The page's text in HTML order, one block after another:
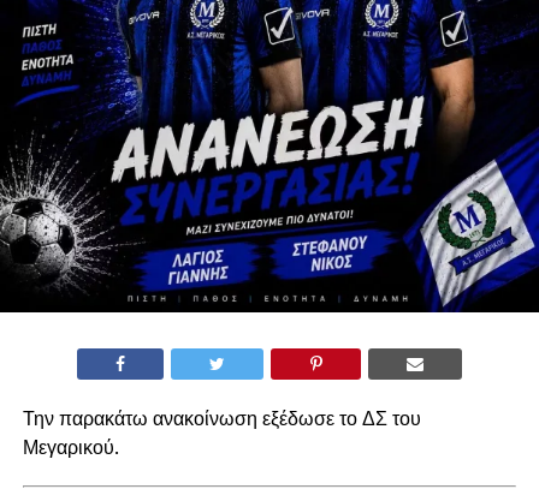
Την παρακάτω ανακοίνωση εξέδωσε το ΔΣ του
Μεγαρικού.